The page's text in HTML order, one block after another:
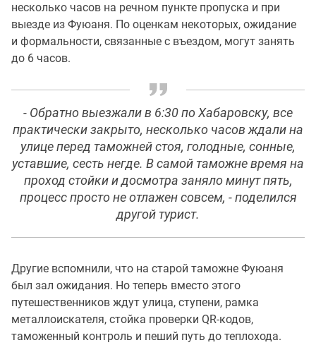
несколько часов на речном пункте пропуска и при
выезде из Фуюаня. По оценкам некоторых, ожидание
и формальности, связанные с въездом, могут занять
до 6 часов.
- Обратно выезжали в 6:30 по Хабаровску, все
практически закрыто, несколько часов ждали на
улице перед таможней стоя, голодные, сонные,
уставшие, сесть негде. В самой таможне время на
проход стойки и досмотра заняло минут пять,
процесс просто не отлажен совсем, - поделился
другой турист.
Другие вспомнили, что на старой таможне Фуюаня
был зал ожидания. Но теперь вместо этого
путешественников ждут улица, ступени, рамка
металлоискателя, стойка проверки QR-кодов,
таможенный контроль и пеший путь до теплохода.